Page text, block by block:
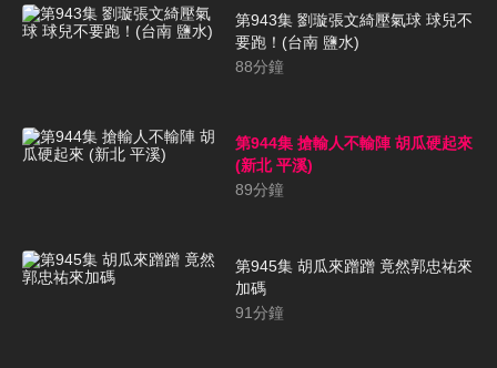
第943集 劉璇張文綺壓氣球 球兒不
要跑！(台南 鹽水)
88分鐘
第944集 搶輸人不輸陣 胡瓜硬起來
(新北 平溪)
89分鐘
第945集 胡瓜來蹭蹭 竟然郭忠祐來
加碼
91分鐘